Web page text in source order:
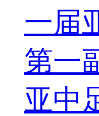
一届
第一
亚中